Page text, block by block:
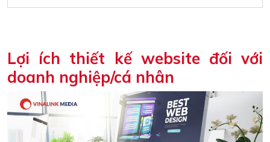
Lợi ích thiết kế website đối với
doanh nghiệp/cá nhân